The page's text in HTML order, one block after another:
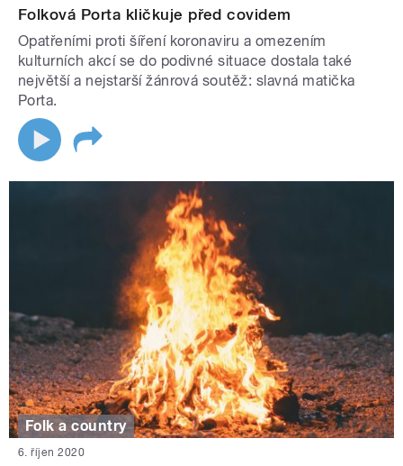
Folková Porta kličkuje před covidem
Opatřeními proti šíření koronaviru a omezením
kulturních akcí se do podivné situace dostala také
největší a nejstarší žánrová soutěž: slavná matička
Porta.
Folk a country
6. říjen 2020